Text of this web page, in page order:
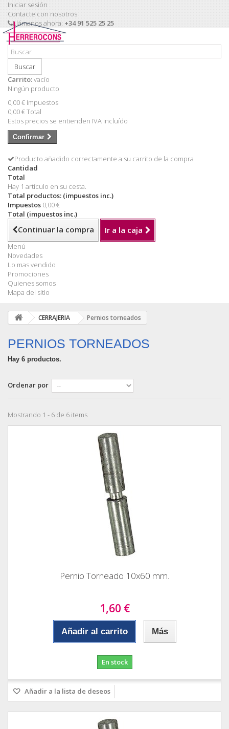
Iniciar sesión
Contacte con nosotros
Llámanos ahora: +34 91 525 25 25
Buscar
Carrito:vacío
Ningún producto
0,00 € Impuestos
0,00 €Total
Estos precios se entienden IVA incluído
Confirmar
Producto añadido correctamente a su carrito de la compra
Cantidad
Total
Hay 1 artículo en su cesta.
Total productos: (impuestos inc.)
Impuestos 0,00 €
Total (impuestos inc.)
Continuar la compra Ir a la caja
Menú
Novedades
Lo mas vendido
Promociones
Quienes somos
Mapa del sitio
CERRAJERIA Pernios torneados
PERNIOS TORNEADOS
Hay 6 productos.
Ordenar por
Mostrando 1 - 6 de 6 items
Pernio Torneado 10x60 mm.
1,60 €
Añadir al carrito Más
En stock
Añadir a la lista de deseos